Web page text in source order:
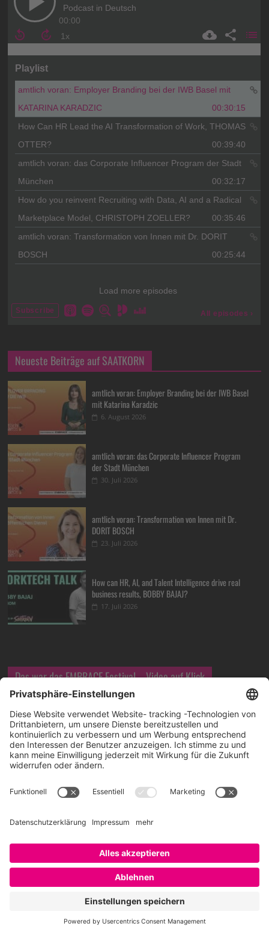
Neueste Beiträge auf SAATKORN
amtlich voran: Employer Branding bei der IWB Basel
mit Katarina Karadzic
6. August 2026
amtlich voran: das Corporate Influencer Program
der Stadt München
30. Juli 2026
amtlich voran: Transformation von Innen mit Dr.
DORIT BOSCH
23. Juli 2026
How can HR, AI, and Talent Intelligence drive real
business results, BOBBY BAJAJ?
17. Juli 2026
Das war das EMBRACE Festival – Video auf Klick
Über SAATKORN
SAATKORN ist der Blog von Gero Hesse. Seit 2009 schreibt
er über die Themen Employer Branding,